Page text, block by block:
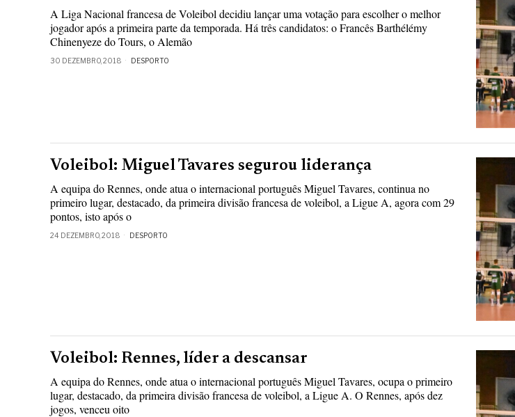
A Liga Nacional francesa de Voleibol decidiu lançar uma votação para escolher o melhor
jogador após a primeira parte da temporada. Há três candidatos: o Francês Barthélémy
Chinenyeze do Tours, o Alemão
30 DEZEMBRO, 2018 DESPORTO
Voleibol: Miguel Tavares segurou liderança
A equipa do Rennes, onde atua o internacional português Miguel Tavares, continua no
primeiro lugar, destacado, da primeira divisão francesa de voleibol, a Ligue A, agora com 29
pontos, isto após o
24 DEZEMBRO, 2018 DESPORTO
Voleibol: Rennes, líder a descansar
A equipa do Rennes, onde atua o internacional português Miguel Tavares, ocupa o primeiro
lugar, destacado, da primeira divisão francesa de voleibol, a Ligue A. O Rennes, após dez
jogos, venceu oito